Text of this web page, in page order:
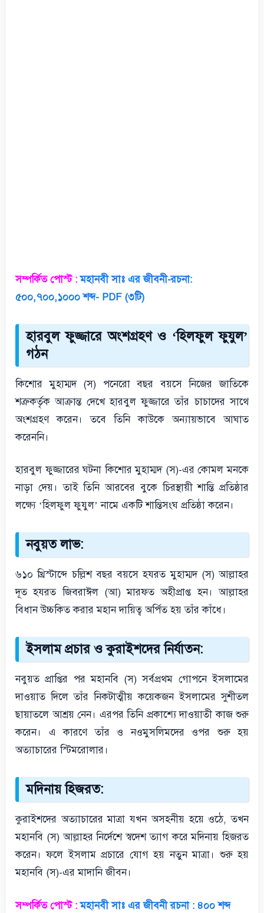
সম্পর্কিত পোস্ট : মহানবী সাঃ এর জীবনী-রচনা:
৫০০,৭০০,১০০০ শব্দ- PDF (৩টি)
হারবুল ফুজ্জারে অংশগ্রহণ ও ‘হিলফুল ফুযুল’
গঠন
কিশোর মুহাম্মদ (স) পনেরো বছর বয়সে নিজের জাতিকে
শত্রুকর্তৃক আক্রান্ত দেখে হারবুল ফুজ্জারে তাঁর চাচাদের সাথে
অংশগ্রহণ করেন। তবে তিনি কাউকে অন্যায়ভাবে আঘাত
করেননি।
হারবুল ফুজ্জারের ঘটনা কিশোর মুহাম্মদ (স)-এর কোমল মনকে
নাড়া দেয়। তাই তিনি আরবের বুকে চিরস্থায়ী শান্তি প্রতিষ্ঠার
লক্ষ্যে ‘হিলফুল ফুযুল’ নামে একটি শান্তিসংঘ প্রতিষ্ঠা করেন।
নবুয়ত লাভ:
৬১০ খ্রিস্টাব্দে চল্লিশ বছর বয়সে হযরত মুহাম্মদ (স) আল্লাহর
দূত হযরত জিবরাঈল (আ) মারফত অহীপ্রাপ্ত হন। আল্লাহর
বিধান উচ্চকিত করার মহান দায়িত্ব অর্পিত হয় তাঁর কাঁধে।
ইসলাম প্রচার ও কুরাইশদের নির্যাতন:
নবুয়ত প্রাপ্তির পর মহানবি (স) সর্বপ্রথম গোপনে ইসলামের
দাওয়াত দিলে তাঁর নিকটাত্মীয় কয়েকজন ইসলামের সুশীতল
ছায়াতলে আশ্রয় নেন। এরপর তিনি প্রকাশ্যে দাওয়াতী কাজ শুরু
করেন। এ কারণে তাঁর ও নওমুসলিমদের ওপর শুরু হয়
অত্যাচারের স্টিমরোলার।
মদিনায় হিজরত:
কুরাইশদের অত্যাচারের মাত্রা যখন অসহনীয় হয়ে ওঠে, তখন
মহানবি (স) আল্লাহর নির্দেশে স্বদেশ ত্যাগ করে মদিনায় হিজরত
করেন। ফলে ইসলাম প্রচারে যোগ হয় নতুন মাত্রা। শুরু হয়
মহানবি (স)-এর মাদানি জীবন।
সম্পর্কিত পোস্ট : মহানবী সাঃ এর জীবনী রচনা : ৪০০ শব্দ